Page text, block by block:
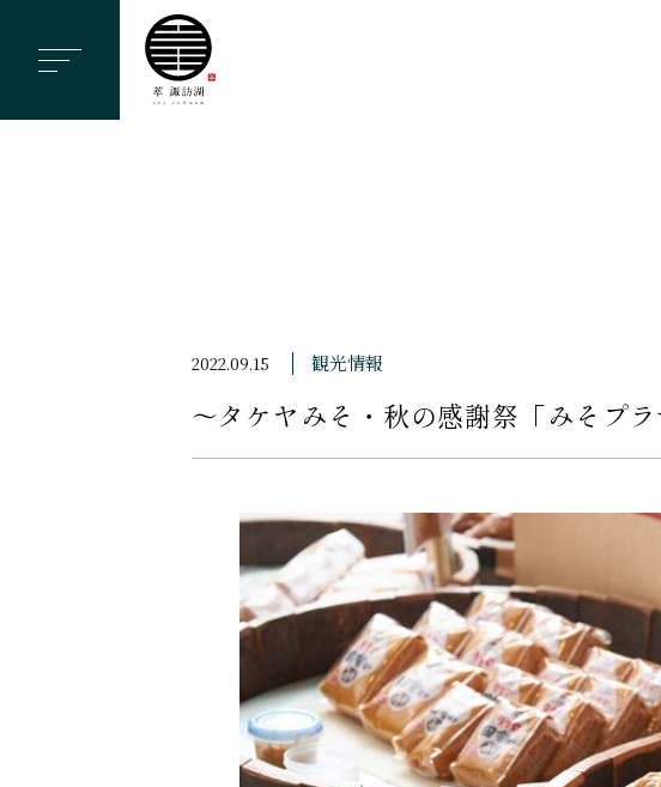
ー
〜タケヤみそ・秋の感謝祭「み
2022.09.15 観光情報